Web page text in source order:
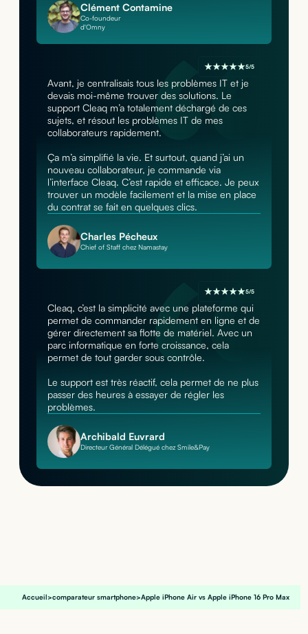
Clément Contamine
Co-foundeur
d'Omny
5/5
Avant, je centralisais tous les problèmes IT et je
devais moi-même trouver des solutions. Le
support Cleaq m’a totalement déchargé de ces
sujets, et résout les problèmes IT de mes
collaborateurs rapidement.
Ça m’a simplifié la vie. Et surtout, quand j’ai un
nouveau collaborateur, je commande via
l’interface Cleaq. C’est rapide et efficace. Je peux
trouver un modèle facilement et la mise en place
du contrat se fait en quelques clics.
Charles Pécheux
Chief of Staff chez Namastay
5/5
Cleaq, c’est la simplicité avec une plateforme qui
permet de commander rapidement en ligne et de
gérer directement sa flotte de matériel. Avec un
parc informatique en forte croissance, cela
permet de tout garder sous contrôle.
Le support est très réactif, cela permet de ne plus
passer des heures à essayer de régler les
problèmes.
Archibald Euvrard
Directeur Général Délégué chez Smile&Pay
Accueil>comparateur smartphone>Apple iPhone Air vs Apple iPhone 16 Pro Max